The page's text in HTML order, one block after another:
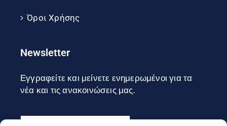
Όροι Χρήσης
Newsletter
Εγγραφείτε και μείνετε ενημερωμένοι για τα
νέα και τις ανακοινώσεις μας.